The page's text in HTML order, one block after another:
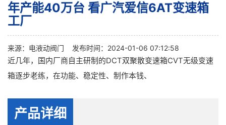
年产能40万台 看广汽爱信6AT变速箱
工厂
来源： 电液动阀门 发布时间：2024-01-06 07:12:58
近几年，国内厂商自主研制的DCT双聚散变速箱CVT无级变速
箱逐步老练，在功能、稳定性、制作本钱、
产品详细